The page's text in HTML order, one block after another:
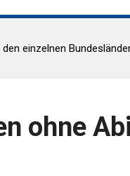
einzelnen
ohne